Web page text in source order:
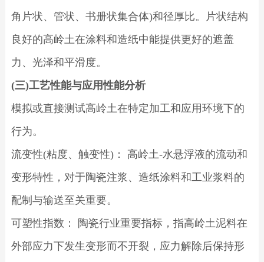
角片状、管状、书册状集合体)和径厚比。片状结构
良好的高岭土在涂料和造纸中能提供更好的遮盖
力、光泽和平滑度。
(三)工艺性能与应用性能分析
模拟或直接测试高岭土在特定加工和应用环境下的
行为。
流变性(粘度、触变性)： 高岭土-水悬浮液的流动和
变形特性，对于陶瓷注浆、造纸涂料和工业浆料的
配制与输送至关重要。
可塑性指数： 陶瓷行业重要指标，指高岭土泥料在
外部应力下发生变形而不开裂，应力解除后保持形